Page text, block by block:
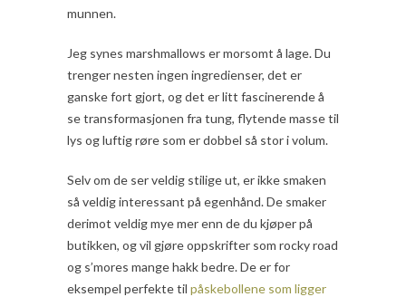
munnen.
Jeg synes marshmallows er morsomt å lage. Du
trenger nesten ingen ingredienser, det er
ganske fort gjort, og det er litt fascinerende å
se transformasjonen fra tung, flytende masse til
lys og luftig røre som er dobbel så stor i volum.
Selv om de ser veldig stilige ut, er ikke smaken
så veldig interessant på egenhånd. De smaker
derimot veldig mye mer enn de du kjøper på
butikken, og vil gjøre oppskrifter som rocky road
og s’mores mange hakk bedre. De er for
eksempel perfekte til påskebollene som ligger